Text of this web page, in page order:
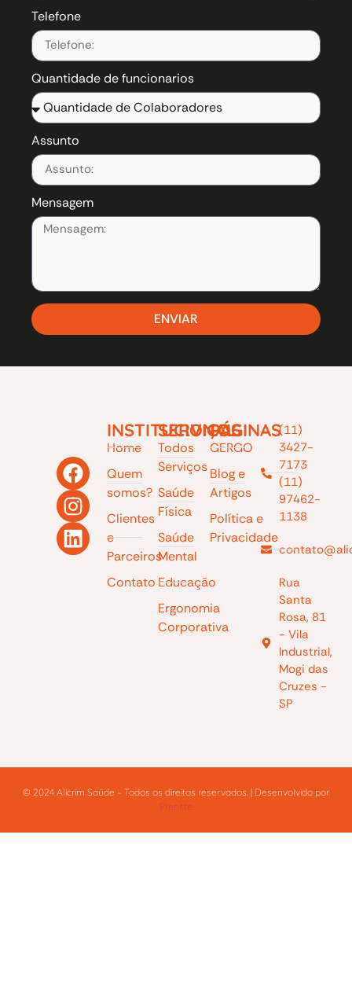
Telefone
Quantidade de funcionarios
Assunto
Mensagem
ENVIAR
INSTITUCIONAL
Home
Quem
somos?
Clientes
e
Parceiros
Contato
SERVIÇOS
Todos
Serviços
Saúde
Física
Saúde
Mental
Educação
Ergonomia
Corporativa
PÁGINAS
GERGO
Blog e
Artigos
Política e
Privacidade
(11)
3427-
7173
(11)
97462-
1138
Rua
Santa
Rosa, 81
- Vila
Industrial,
Mogi das
Cruzes -
SP
© 2024 Alicrim Saúde – Todos os direitos reservados. | Desenvolvido por
Prenitte